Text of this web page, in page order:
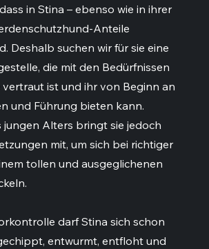
in Stina – ebenso wie in ihrer
Anteile
Deshalb suchen wir für sie eine
die mit den Bedürfnissen
ist und ihr von Beginn an
und Führung bieten kann.
jungen Alters bringt sie jedoch
mit, um sich bei richtiger
tollen und ausgeglichenen
darf Stina sich schon
entwurmt, entfloht und